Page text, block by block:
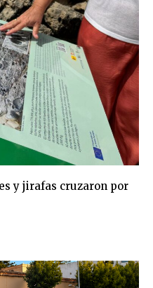
y jirafas cruzaron por